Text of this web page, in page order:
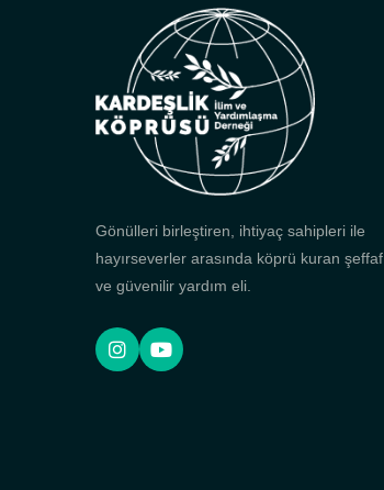
Gönülleri birleştiren, ihtiyaç sahipleri ile
hayırseverler arasında köprü kuran şeffaf
ve güvenilir yardım eli.